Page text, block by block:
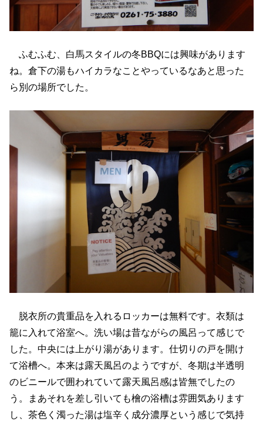
ふむふむ、白馬スタイルの冬BBQには興味があります
ね。倉下の湯もハイカラなことやっているなあと思った
ら別の場所でした。
脱衣所の貴重品を入れるロッカーは無料です。衣類は
籠に入れて浴室へ。洗い場は昔ながらの風呂って感じで
した。中央には上がり湯があります。仕切りの戸を開け
て浴槽へ。本来は露天風呂のようですが、冬期は半透明
のビニールで囲われていて露天風呂感は皆無でしたの
う。まあそれを差し引いても檜の浴槽は雰囲気あります
し、茶色く濁った湯は塩辛く成分濃厚という感じで気持